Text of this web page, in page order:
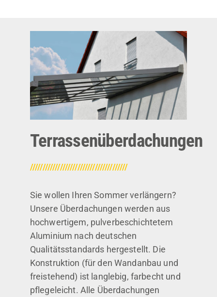
Terrassenüberdachungen
///////////////////////////////////////
Sie wollen Ihren Sommer verlängern?
Unsere Überdachungen werden aus
hochwertigem, pulverbeschichtetem
Aluminium nach deutschen
Qualitätsstandards hergestellt. Die
Konstruktion (für den Wandanbau und
freistehend) ist langlebig, farbecht und
pflegeleicht. Alle Überdachungen